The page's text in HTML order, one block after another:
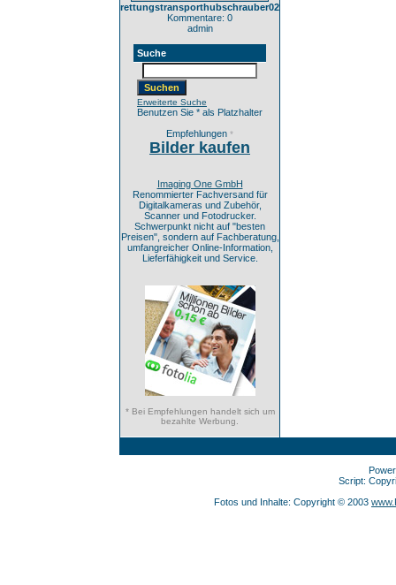
rettungstransporthubschrauber02
Kommentare: 0
admin
Suche
Erweiterte Suche
Benutzen Sie * als Platzhalter
Empfehlungen *
Bilder kaufen
Imaging One GmbH
Renommierter Fachversand für
Digitalkameras und Zubehör,
Scanner und Fotodrucker.
Schwerpunkt nicht auf "besten
Preisen", sondern auf Fachberatung,
umfangreicher Online-Information,
Lieferfähigkeit und Service.
* Bei Empfehlungen handelt sich um
bezahlte Werbung.
Script:
Fotos und Inhalte: Copyright © 2003